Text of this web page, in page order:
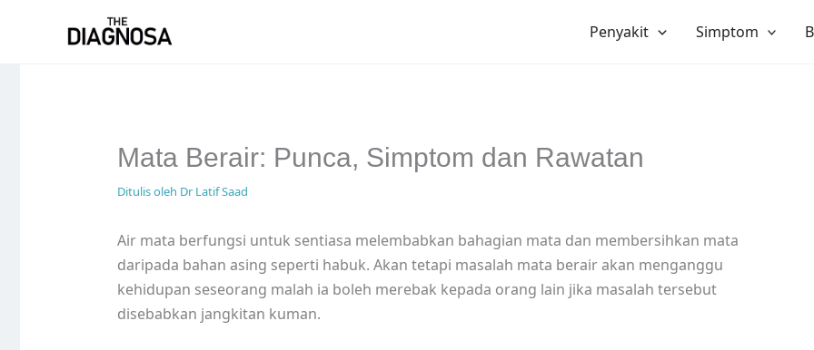
Penyakit Simptom
Mata Berair: Punca, Simptom dan Rawatan
Ditulis oleh Dr Latif Saad
Air mata berfungsi untuk sentiasa melembabkan bahagian mata dan membersihkan mata
daripada bahan asing seperti habuk. Akan tetapi masalah mata berair akan menganggu
kehidupan seseorang malah ia boleh merebak kepada orang lain jika masalah tersebut
disebabkan jangkitan kuman.